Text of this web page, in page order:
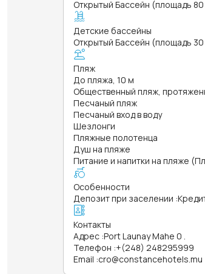
Открытый Бассейн (площадь 80
Детские бассейны
Открытый Бассейн (площадь 30
Пляж
До пляжа, 10 м
Общественный пляж,
Песчаный пляж
Песчаный вход в воду
Шезлонги
Пляжные полотенца
Душ на пляже
Питание и напитки на пляже
Особенности
Депозит при заселении :
Контакты
Адрес :Port Launay Mahe 0 .
Телефон :+(248) 248295999
Email :cro@constancehotels.mu